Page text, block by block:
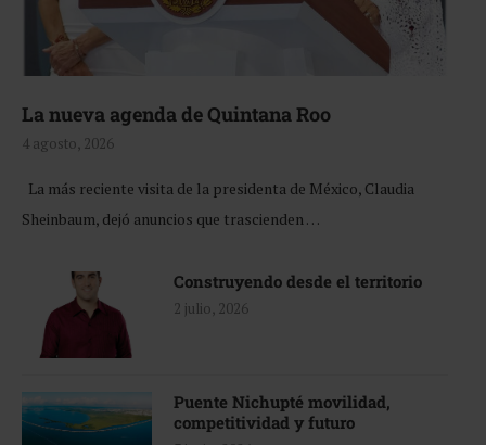
La nueva agenda de Quintana Roo
4 agosto, 2026
La más reciente visita de la presidenta de México, Claudia
Sheinbaum, dejó anuncios que trascienden …
Construyendo desde el territorio
2 julio, 2026
Puente Nichupté movilidad,
competitividad y futuro